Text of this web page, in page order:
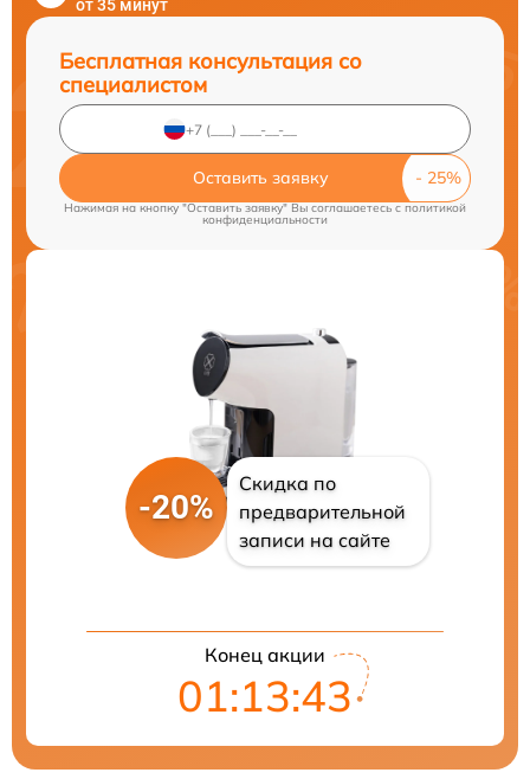
от 35 минут
Бесплатная консультация со
специалистом
Оставить заявку
Нажимая на кнопку "Оставить заявку" Вы соглашаетесь cполитикой
конфиденциальности
-20%
Скидка по
предварительной
записи на сайте
Конец акции
01:13:42